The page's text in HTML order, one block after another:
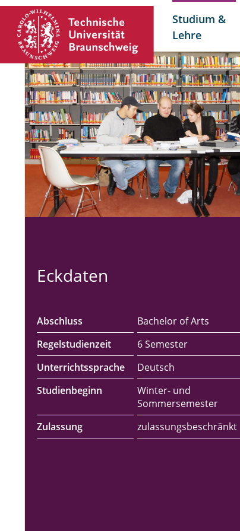
Studium &
Lehre
Eckdaten
Abschluss
Bachelor of Arts
Regelstudienzeit
6 Semester
Unterrichtssprache
Deutsch
Studienbeginn
Winter- und
Sommersemester
Zulassung
zulassungsbeschränkt